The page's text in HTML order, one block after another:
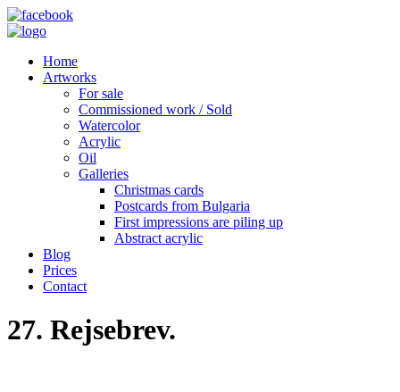
Home
Artworks
For sale
Commissioned work / Sold
Watercolor
Acrylic
Oil
Galleries
Christmas cards
Postcards from Bulgaria
First impressions are piling up
Abstract acrylic
Blog
Prices
Contact
27. Rejsebrev.